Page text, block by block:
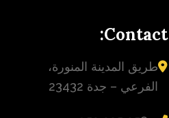
Contact:
طريق المدينة المنورة،
الفرعي – جدة 23432